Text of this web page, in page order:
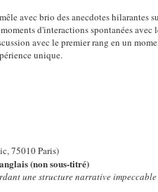
avec brio des anecdotes hilarantes
d'interactions spontanées
avec le premier rang en un
unique.
75010 Paris)
anglais (non sous-titré)
une structure narrative